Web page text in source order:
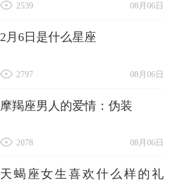
08月06日
2539
2月6日是什么星座
08月06日
2797
摩羯座男人的爱情：伪装
08月06日
2078
天蝎座女生喜欢什么样的礼